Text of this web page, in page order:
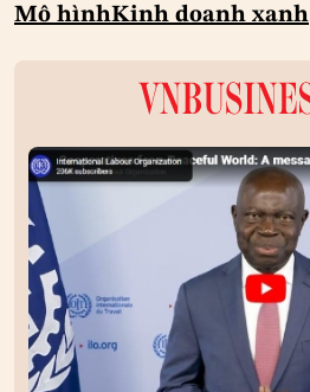
Mô hìnhKinh doanh xanh